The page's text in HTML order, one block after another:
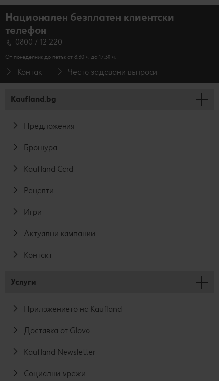
Национален безплатен клиентски
телефон
0800 / 12 220
От понеделник до петък от 8.30 ч. до 17.30 ч.
Контакт Често задавани въпроси
Kaufland.bg
Предложения
Брошура
Kaufland Card
Рецепти
Игри
Актуални кампании
Контакт
Услуги
Приложението на Kaufland
Доставка от Glovo
Kaufland Newsletter
Социални мрежи